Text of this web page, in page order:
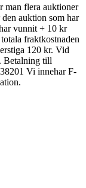
man flera auktioner
auktion som har
vunnit + 10 kr
fraktkostnaden
120 kr. Vid
Betalning till
Vi innehar F-